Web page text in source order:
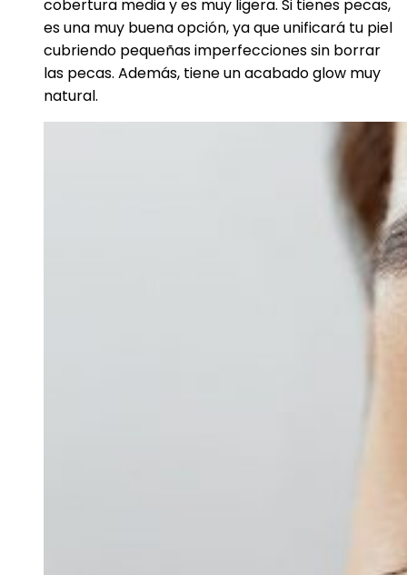
cobertura media y es muy ligera. Si tienes pecas,
es una muy buena opción, ya que unificará tu piel
cubriendo pequeñas imperfecciones sin borrar
las pecas. Además, tiene un acabado glow muy
natural.